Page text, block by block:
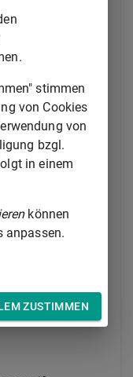
werden,
Sie dürfen
zur
prüft bei der
Fristen,
Daten zu
stimmen
von Cookies
von
bzgl.
in einem
können
anpassen.
ZUSTIMMEN